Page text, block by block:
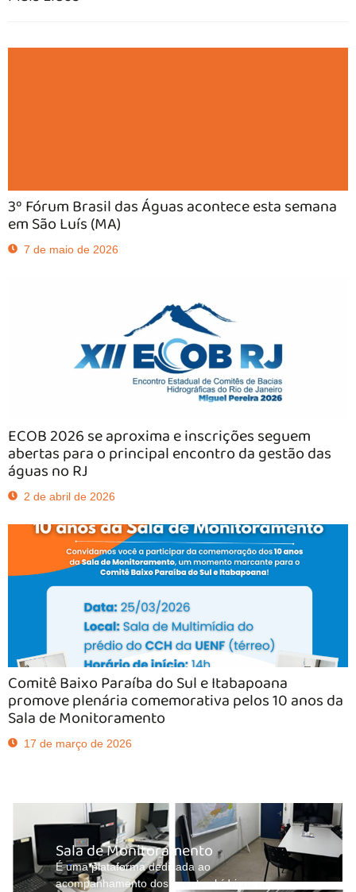
3º Fórum Brasil das Águas acontece esta semana
em São Luís (MA)
7 de maio de 2026
ECOB 2026 se aproxima e inscrições seguem
abertas para o principal encontro da gestão das
águas no RJ
2 de abril de 2026
Comitê Baixo Paraíba do Sul e Itabapoana
promove plenária comemorativa pelos 10 anos da
Sala de Monitoramento
17 de março de 2026
Sala de Monitoramento
É uma plataforma dedicada ao
acompanhamento dos eventos hídricos na